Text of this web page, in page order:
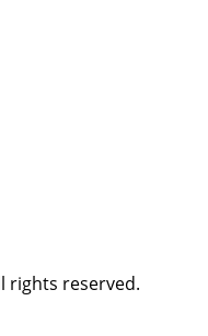
rights reserved.